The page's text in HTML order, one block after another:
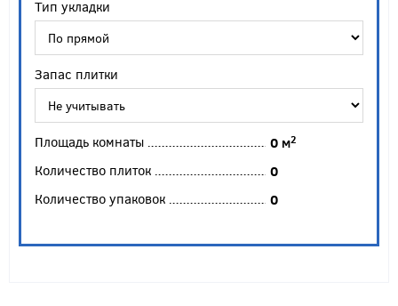
Тип укладки
Запас плитки
Площадь комнаты 0 м2
Количество плиток
0
Количество упаковок
0